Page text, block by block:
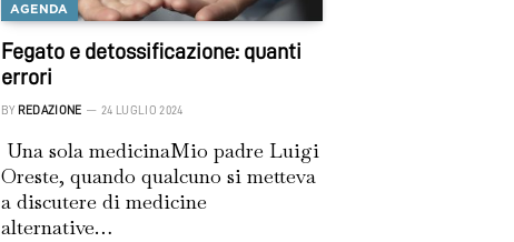
AGENDA
Fegato e detossificazione: quanti
errori
BY REDAZIONE 24 LUGLIO 2024
Una sola medicinaMio padre Luigi
Oreste, quando qualcuno si metteva
a discutere di medicine
alternative…